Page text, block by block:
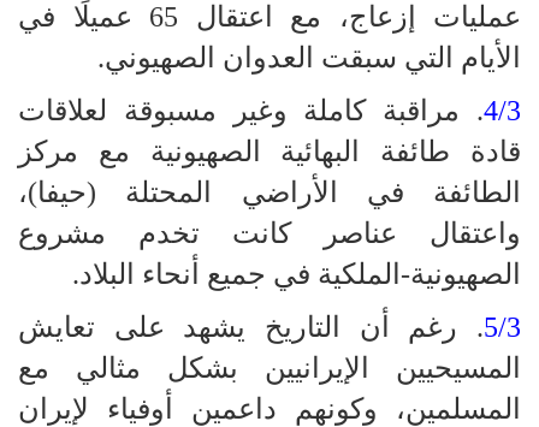
عمليات إزعاج، مع اعتقال 65 عميلًا في
الأيام التي سبقت العدوان الصهيوني.
4/3. مراقبة كاملة وغير مسبوقة لعلاقات
قادة طائفة البهائية الصهيونية مع مركز
الطائفة في الأراضي المحتلة (حيفا)،
واعتقال عناصر كانت تخدم مشروع
الصهيونية-الملكية في جميع أنحاء البلاد.
5/3. رغم أن التاريخ يشهد على تعايش
المسيحيين الإيرانيين بشكل مثالي مع
المسلمين، وكونهم داعمين أوفياء لإيران